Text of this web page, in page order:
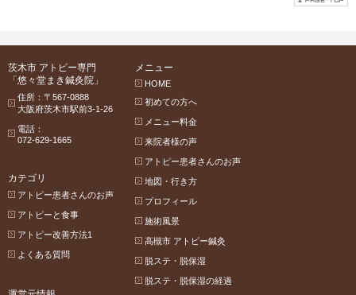
茨木市 アトピー専門
「悠々堂まき鍼灸院」
住所：〒567-0888
大阪府茨木市駅前3-1-26
電話：
072-629-1665
メニュー
HOME
初めての方へ
メニュー料金
来院者様の声
アトピー患者さんのお声
地図・行き方
プロフィール
施術風景
高槻市 アトピー鍼灸
脱ステ・脱保湿
脱ステ・脱保湿の経過
カテゴリ
アトピー患者さんのお声
アトピーと食事
アトピー改善方法1
よくある質問